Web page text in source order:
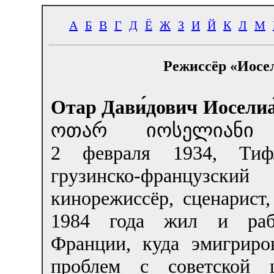
А Б В Г Д Ё Ж З И Й К Л М
Режиссёр
Отар Дави́дович
ოთარ იოსელიანი
2 февраля 1934,
грузинско-французский
кинорежиссёр,
1984 года жил и
Франции, куда
проблем с советской